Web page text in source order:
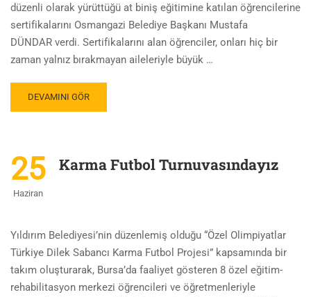
düzenli olarak yürüttüğü at biniş eğitimine katılan öğrencilerine
sertifikalarını Osmangazi Belediye Başkanı Mustafa
DÜNDAR verdi. Sertifikalarını alan öğrenciler, onları hiç bir
zaman yalnız bırakmayan aileleriyle büyük …
DEVAMINI GÖR
25
Haziran
Karma Futbol Turnuvasındayız
Yıldırım Belediyesi‬’nin düzenlemiş olduğu “Özel Olimpiyatlar
Türkiye Dilek Sabancı Karma Futbol Projesi” kapsamında bir
takım oluşturarak, Bursa‬’da faaliyet gösteren 8 özel eğitim-
rehabilitasyon merkezi öğrencileri ve öğretmenleriyle